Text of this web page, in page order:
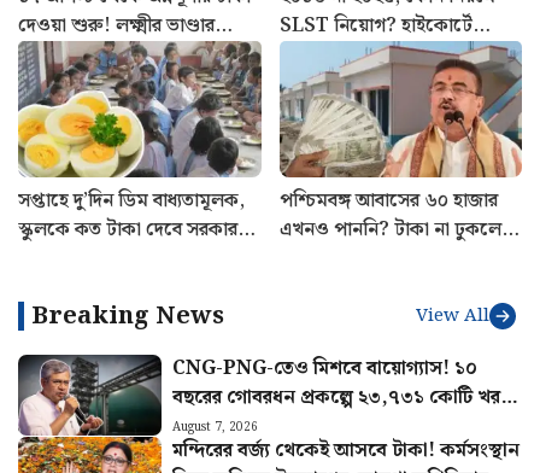
দেওয়া শুরু! লক্ষ্মীর ভাণ্ডার
নিয়েও বড় ঘোষণা মুখ্যমন্ত্রীর
SLST নিয়োগ? হাইকোর্টে
অবস্থান স্পষ্ট করল SSC
সপ্তাহে দু’দিন ডিম বাধ্যতামূলক,
স্কুলকে কত টাকা দেবে সরকার?
পশ্চিমবঙ্গ আবাসের ৬০ হাজার
এখনও পাননি? টাকা না ঢুকলে
Breaking News View All
CNG-PNG-তেও মিশবে বায়োগ্যাস! ১০
বছরের গোবরধন প্রকল্পে ২৩,৭৩১ কোটি খরচ
করবে কেন্দ্র
August 7, 2026
মন্দিরের বর্জ্য থেকেই আসবে টাকা! কর্মসংস্থান